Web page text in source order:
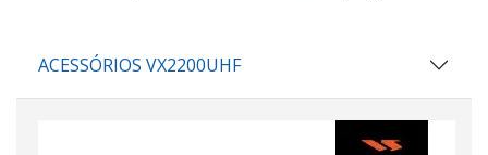
ACESSÓRIOS VX2200UHF